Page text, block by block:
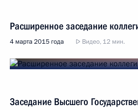
Расширенное заседание
4 марта 2015 года Видео, 12 мин.
Заседание Высшего